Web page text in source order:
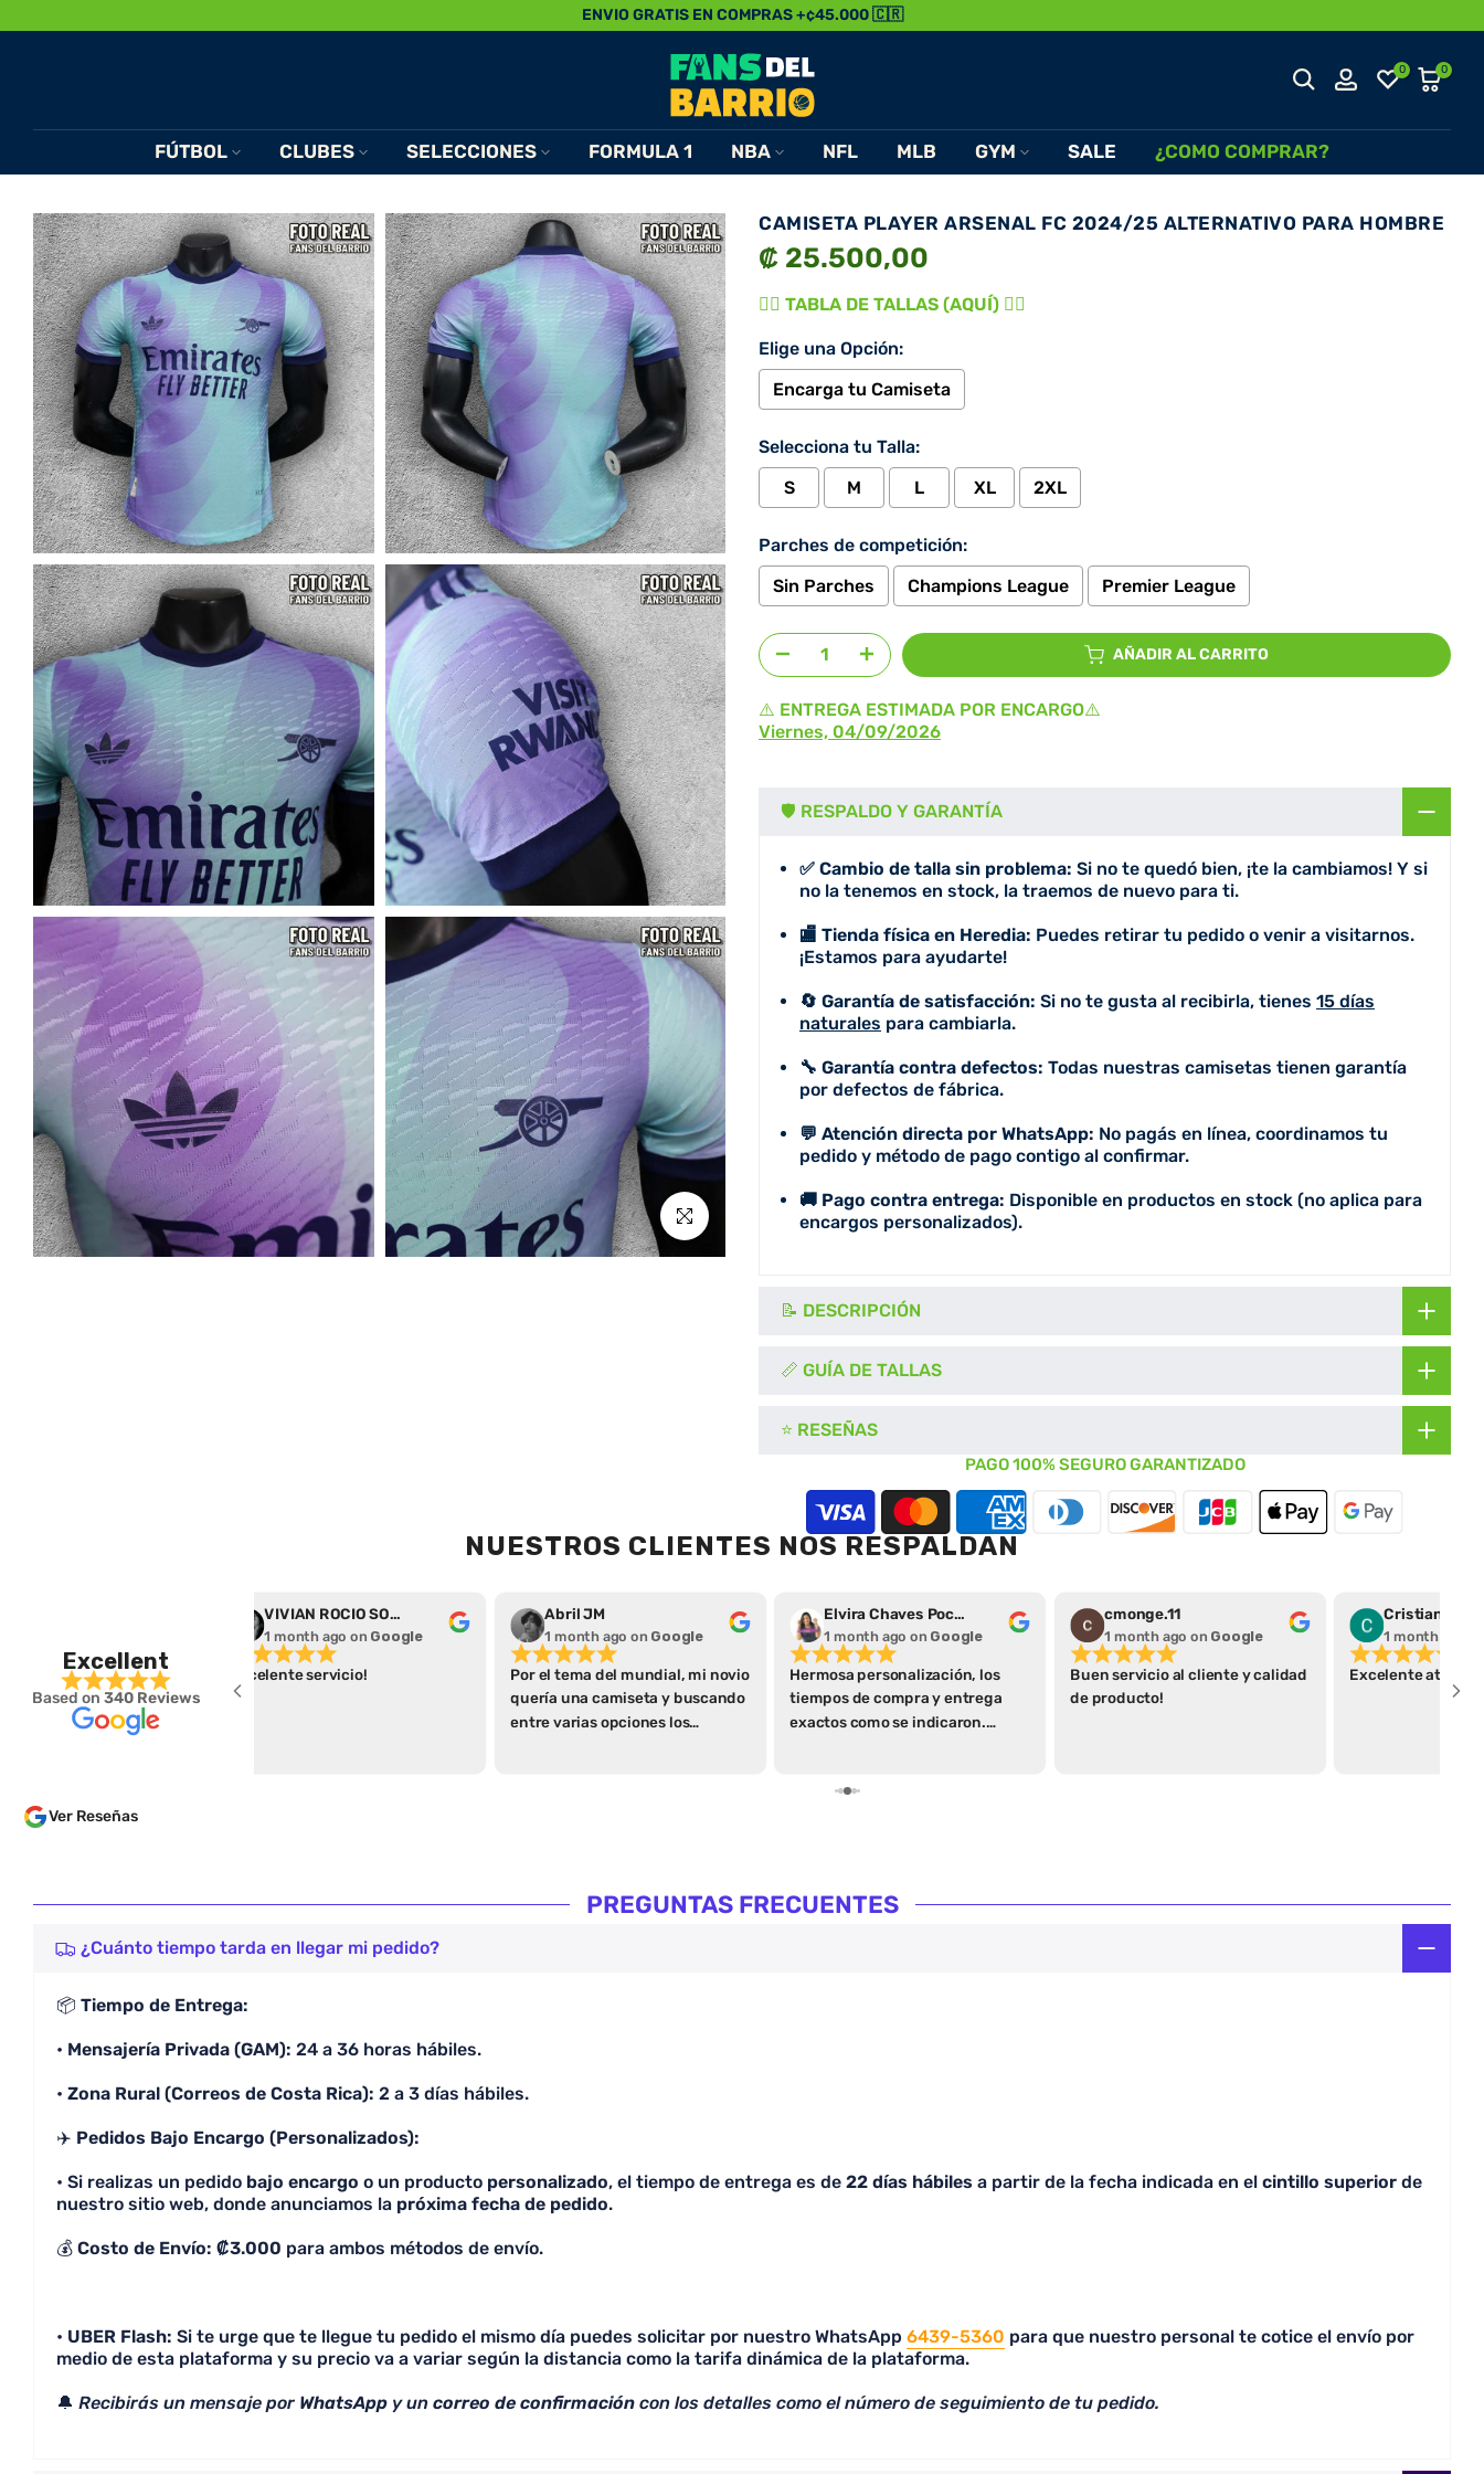
ENVIO GRATIS EN COMPRAS +¢45.000 🇨🇷
0 0
FÚTBOL CLUBES SELECCIONES FORMULA 1 NBA NFL MLB GYM SALE ¿COMO COMPRAR?
Click para agrandar
CAMISETA PLAYER ARSENAL FC 2024/25 ALTERNATIVO PARA HOMBRE
₡ 25.500,00
👉🏾 TABLA DE TALLAS (AQUÍ) 👈🏾
Elige una Opción:
Encarga tu Camiseta
Selecciona tu Talla:
S
M L XL 2XL
Parches de competición:
Sin Parches
Champions League Premier League
Agregar selección AÑADIR AL CARRITO
⚠️ ENTREGA ESTIMADA POR ENCARGO⚠️
Viernes, 04/09/2026
🛡️ RESPALDO Y GARANTÍA
✅ Cambio de talla sin problema: Si no te quedó bien, ¡te la cambiamos! Y si
no la tenemos en stock, la traemos de nuevo para ti.
🏬 Tienda física en Heredia: Puedes retirar tu pedido o venir a visitarnos.
¡Estamos para ayudarte!
🔄 Garantía de satisfacción: Si no te gusta al recibirla, tienes 15 días
naturales para cambiarla.
🔧 Garantía contra defectos: Todas nuestras camisetas tienen garantía
por defectos de fábrica.
💬 Atención directa por WhatsApp: No pagás en línea, coordinamos tu
pedido y método de pago contigo al confirmar.
🚚 Pago contra entrega: Disponible en productos en stock (no aplica para
encargos personalizados).
📝 DESCRIPCIÓN
📏 GUÍA DE TALLAS
⭐ RESEÑAS
PAGO 100% SEGURO GARANTIZADO
NUESTROS CLIENTES NOS RESPALDAN
Excellent
Based on 340 Reviews
un excelente
súper fácil para hacer el
cumplieron con el
VIVIAN ROCIO SOTO DURAN
1 month ago on Google
Excelente servicio!
Abril JM
1 month ago on Google
Por el tema del mundial, mi novio
quería una camiseta y buscando
entre varias opciones los
las guías de tallas y demás,
a los que quieran comprar
eso, lo cual no me parece justo
solamente porque no lean. 100%
Recomendado, la calidad es
quiere adquirir sus camisetas
con ellos a partir de hoy!
Elvira Chaves Pochet
1 month ago on Google
Hermosa personalización, los
tiempos de compra y entrega
exactos como se indicaron.
cmonge.11
1 month ago on Google
Buen servicio al cliente y calidad
de producto!
Cristian
1 month ago
Excelente
Ver Reseñas
PREGUNTAS FRECUENTES
¿Cuánto tiempo tarda en llegar mi pedido?
📦 Tiempo de Entrega:
• Mensajería Privada (GAM): 24 a 36 horas hábiles.
• Zona Rural (Correos de Costa Rica): 2 a 3 días hábiles.
✈️ Pedidos Bajo Encargo (Personalizados):
• Si realizas un pedido bajo encargo o un producto personalizado, el tiempo de entrega es de 22 días hábiles a partir de la fecha indicada en el cintillo superior de
nuestro sitio web, donde anunciamos la próxima fecha de pedido.
💰 Costo de Envío: ₡3.000 para ambos métodos de envío.
• UBER Flash: Si te urge que te llegue tu pedido el mismo día puedes solicitar por nuestro WhatsApp 6439-5360 para que nuestro personal te cotice el envío por
medio de esta plataforma y su precio va a variar según la distancia como la tarifa dinámica de la plataforma.
🔔 Recibirás un mensaje por WhatsApp y un correo de confirmación con los detalles como el número de seguimiento de tu pedido.